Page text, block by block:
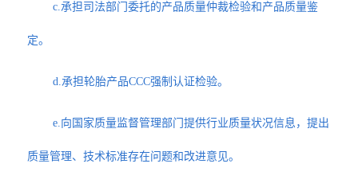
c.承担司法部门委托的产品质量仲裁检验和产品质量鉴
定。
d.承担轮胎产品CCC强制认证检验。
e.向国家质量监督管理部门提供行业质量状况信息，提出
质量管理、技术标准存在问题和改进意见。